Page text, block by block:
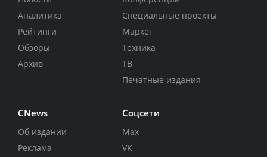
Аналитика
Рейтинги
Обзоры
Архив
Специальные проекты
Маркет
Техника
ТВ
Печатные издания
CNews
Об издании
Реклама
Соцсети
Max
VK